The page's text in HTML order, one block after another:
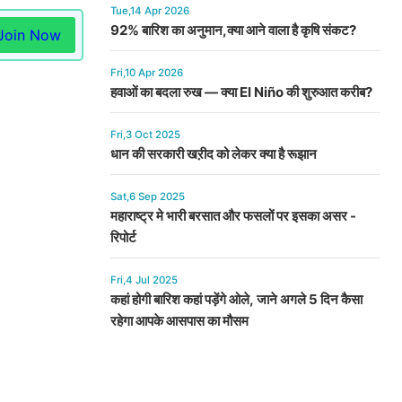
Now
Tue,14 Apr 2026
92% बारिश का अनुमान,क्या आने वाला है कृषि संकट?
Fri,10 Apr 2026
हवाओं का बदला रुख — क्या El Niño की शुरुआत करीब?
Fri,3 Oct 2025
धान की सरकारी खऱीद को लेकर क्या है रूझान
Sat,6 Sep 2025
महाराष्ट्र मे भारी बरसात और फसलों पर इसका असर -
रिपोर्ट
Fri,4 Jul 2025
कहां होगी बारिश कहां पड़ेंगे ओले, जाने अगले 5 दिन कैसा
रहेगा आपके आसपास का मौसम